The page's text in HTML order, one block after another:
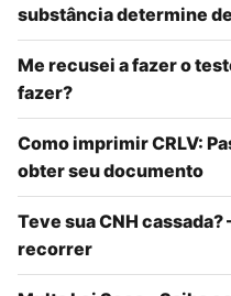
substância determine
Me recusei a fazer o
fazer?
Como imprimir CRLV:
obter seu documento
Teve sua CNH
recorrer